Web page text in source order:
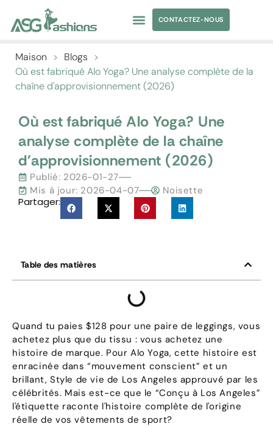
CONTACTEZ-NOUS
Maison > Blogs >
Où est fabriqué Alo Yoga? Une analyse complète de la
chaîne d'approvisionnement (2026)
Où est fabriqué Alo Yoga? Une
analyse complète de la chaîne
d'approvisionnement (2026)
Publié: 2026-01-27
Mis à jour: 2026-04-07
Noisette
Partager:
Table des matières
Quand tu paies $128 pour une paire de leggings, vous
achetez plus que du tissu : vous achetez une
histoire de marque. Pour Alo Yoga, cette histoire est
enracinée dans “mouvement conscient” et un
brillant, Style de vie de Los Angeles approuvé par les
célébrités. Mais est-ce que le “Conçu à Los Angeles”
l'étiquette raconte l'histoire complète de l'origine
réelle de vos vêtements de sport?